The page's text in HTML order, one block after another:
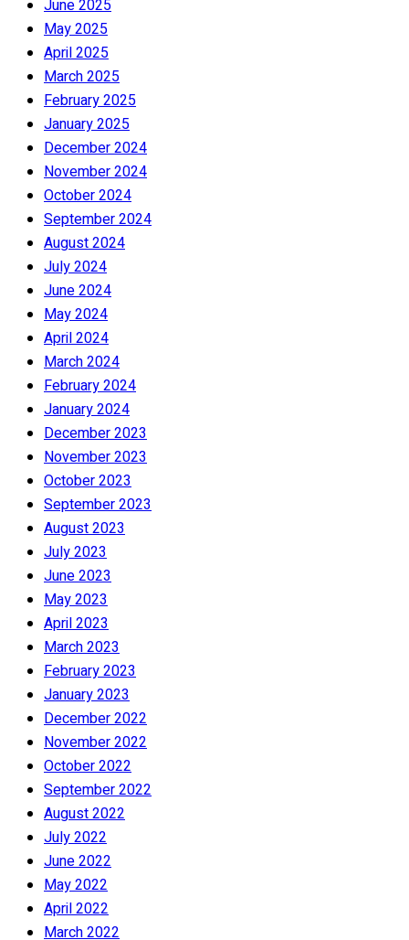
June 2025
May 2025
April 2025
March 2025
February 2025
January 2025
December 2024
November 2024
October 2024
September 2024
August 2024
July 2024
June 2024
May 2024
April 2024
March 2024
February 2024
January 2024
December 2023
November 2023
October 2023
September 2023
August 2023
July 2023
June 2023
May 2023
April 2023
March 2023
February 2023
January 2023
December 2022
November 2022
October 2022
September 2022
August 2022
July 2022
June 2022
May 2022
April 2022
March 2022